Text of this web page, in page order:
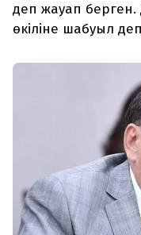
деп жауап берген.
өкіліне шабуыл